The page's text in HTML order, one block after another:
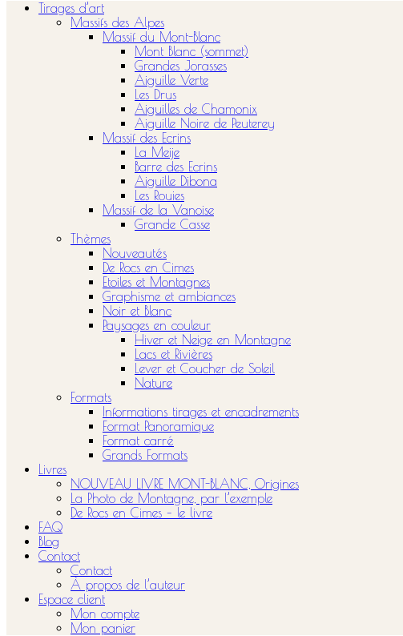
Tirages d’art
Massifs des Alpes
Massif du Mont-Blanc
Mont Blanc (sommet)
Grandes Jorasses
Aiguille Verte
Les Drus
Aiguilles de Chamonix
Aiguille Noire de Peuterey
Massif des Ecrins
La Meije
Barre des Ecrins
Aiguille Dibona
Les Rouies
Massif de la Vanoise
Grande Casse
Thèmes
Nouveautés
De Rocs en Cimes
Etoiles et Montagnes
Graphisme et ambiances
Noir et Blanc
Paysages en couleur
Hiver et Neige en Montagne
Lacs et Rivières
Lever et Coucher de Soleil
Nature
Formats
Informations tirages et encadrements
Format Panoramique
Format carré
Grands Formats
Livres
NOUVEAU LIVRE MONT-BLANC, Origines
La Photo de Montagne, par l’exemple
De Rocs en Cimes – le livre
FAQ
Blog
Contact
Contact
À propos de l’auteur
Espace client
Mon compte
Mon panier